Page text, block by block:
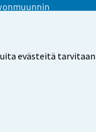
evästeitä